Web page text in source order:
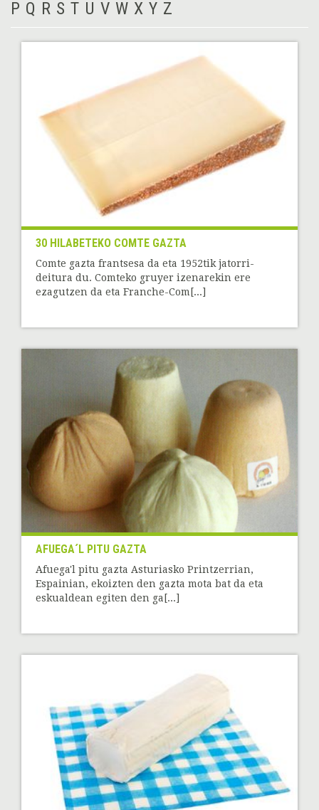
P Q R S T U V W X Y Z
30 HILABETEKO COMTE GAZTA
Comte gazta frantsesa da eta 1952tik jatorri-
deitura du. Comteko gruyer izenarekin ere
ezagutzen da eta Franche-Com[...]
AFUEGA´L PITU GAZTA
Afuega'l pitu gazta Asturiasko Printzerrian,
Espainian, ekoizten den gazta mota bat da eta
eskualdean egiten den ga[...]